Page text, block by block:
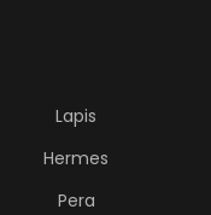
Lapis
Hermes
Pera